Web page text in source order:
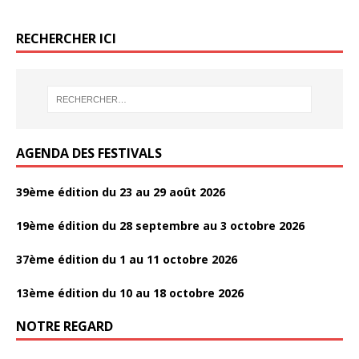
o
k
o
o
k
b
o
er
o
k
RECHERCHER ICI
AGENDA DES FESTIVALS
39ème édition du 23 au 29 août 2026
19ème édition du 28 septembre au 3 octobre 2026
37ème édition du 1 au 11 octobre 2026
13ème édition du 10 au 18 octobre 2026
NOTRE REGARD